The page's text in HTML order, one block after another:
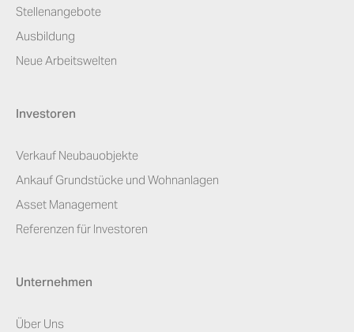
Stellenangebote
Ausbildung
Neue Arbeitswelten
Investoren
Verkauf Neubauobjekte
Ankauf Grundstücke und Wohnanlagen
Asset Management
Referenzen für Investoren
Unternehmen
Über Uns